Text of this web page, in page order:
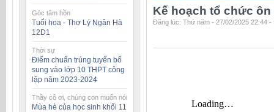
Góc tâm hồn
Tuổi hoa - Thơ Lý Ngân Hà
12D1
Thời sự
Điểm chuẩn trúng tuyển bổ
sung vào lớp 10 THPT công
lập năm 2023-2024
Thầy cô ơi, chúng con muốn nói
Mùa hè của học sinh khối 11
Kế hoạch tổ chức ôn
Đăng lúc: Thứ năm - 27/02/2025 22:44